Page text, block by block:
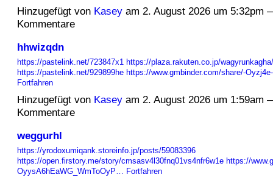
Hinzugefügt von Kaseyam 2. August 2026 um 5:32pm
Kommentare
hhwizqdn
https://pastelink.net/723847x1 https://plaza.rakuten.co.jp/
https://pastelink.net/929899he https://www.gmbinder.com/share/-
Fortfahren
Hinzugefügt von Kaseyam 2. August 2026 um 1:59am
Kommentare
weggurhl
https://yrodoxumiqank.storeinfo.jp/posts/59083396
https://open.firstory.me/story/cmsasv4l30fnq01vs4nfr6w1e https://
OyysA6hEaWG_WmToOyP… Fortfahren